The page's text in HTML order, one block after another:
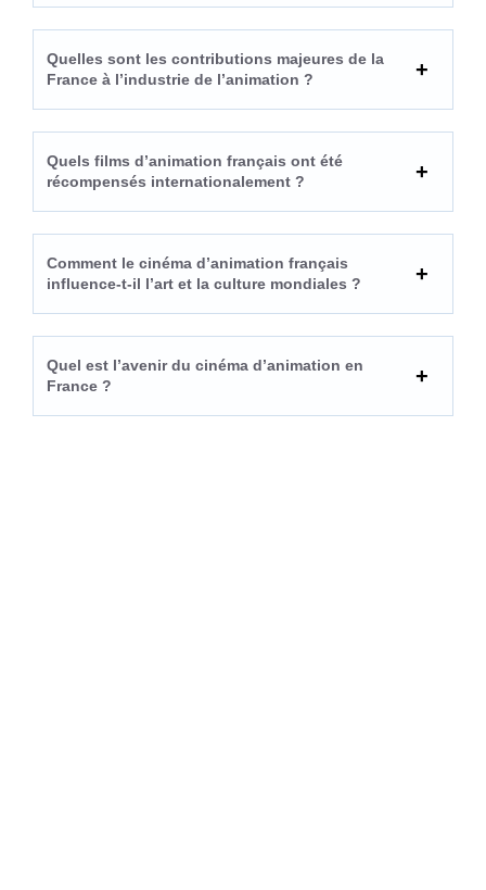
Quelles sont les contributions majeures de la
France à l’industrie de l’animation ?
Quels films d’animation français ont été
récompensés internationalement ?
Comment le cinéma d’animation français
influence-t-il l’art et la culture mondiales ?
Quel est l’avenir du cinéma d’animation en
France ?